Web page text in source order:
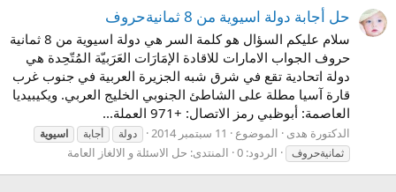
حل أجابة دولة اسيوية من 8 ثمانيةحروف
سلام عليكم السؤال هو كلمة السر هي دولة اسيوية من 8 ثمانية
حروف الجواب الامارات للاقادة الإمَارَات العَرَبيّة المُتّحِدة هي
دولة اتحادية تقع في شرق شبه الجزيرة العربية في جنوب غرب
قارة آسيا مطلة على الشاطئ الجنوبي الخليج العربي. ويكيبيديا
العاصمة: أبوظبي رمز الاتصال: ‏+971 العملة...
الدكتورة هدى الموضوع 11 سبتمبر 2014 دولة أجابة
اسيوية
ثمانيةحروف
الردود: 0 المنتدى: حل الاسئلة و الالغاز العامة